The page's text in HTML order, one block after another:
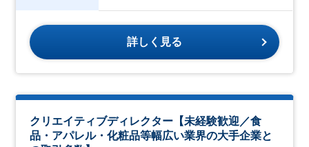
詳しく見る
クリエイティブディレクター【未経験歓迎／食
品・アパレル・化粧品等幅広い業界の大手企業と